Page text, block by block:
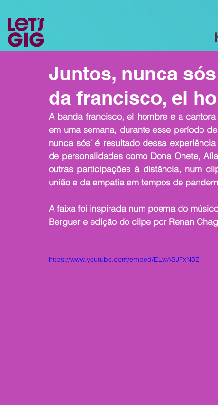
Juntos, nunca
da francisco, el
A banda francisco, el hombre e a
em uma semana, durante esse período
nunca sós’ é resultado dessa
de personalidades como Dona Onete,
outras participações à distância, num
união e da empatia em tempos de
A faixa foi inspirada num poema do
Berguer e edição do clipe por Renan
https://www.youtube.com/embed/ELwASJFxN5E